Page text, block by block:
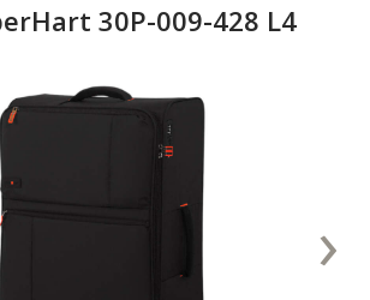
30P-009-428 L4
›